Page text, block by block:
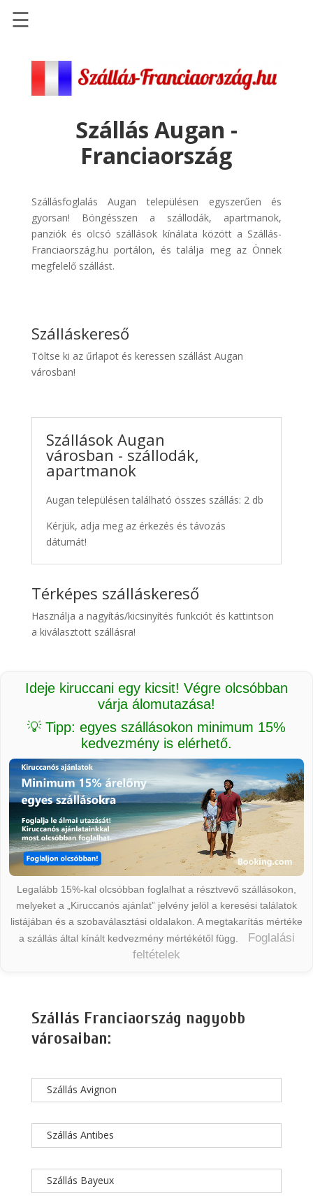
Szállások
Repülőjegy
pénzvisszatérítéssel
Discover
Cars
Transzfer
☰
Szállás Augan -
Franciaország
Szállásfoglalás Augan településen egyszerűen és
gyorsan! Böngésszen a szállodák, apartmanok,
panziók és olcsó szállások kínálata között a Szállás-
Franciaország.hu portálon, és találja meg az Önnek
megfelelő szállást.
Szálláskereső
Töltse ki az űrlapot és keressen szállást Augan
városban!
Szállások Augan
városban - szállodák,
apartmanok
Augan településen található összes szállás: 2 db
Kérjük, adja meg az érkezés és távozás
dátumát!
Térképes szálláskereső
Használja a nagyítás/kicsinyítés funkciót és kattintson
a kiválasztott szállásra!
Ideje kiruccani egy kicsit! Végre olcsóbban
várja álomutazása!
💡 Tipp: egyes szállásokon minimum 15%
kedvezmény is elérhető.
Legalább 15%-kal olcsóbban foglalhat a résztvevő szállásokon,
melyeket a „Kiruccanós ajánlat” jelvény jelöl a keresési találatok
listájában és a szobaválasztási oldalakon. A megtakarítás mértéke
a szállás által kínált kedvezmény mértékétől függ.
Foglalási
feltételek
Szállás Franciaország nagyobb
városaiban:
Szállás Avignon
Szállás Antibes
Szállás Bayeux